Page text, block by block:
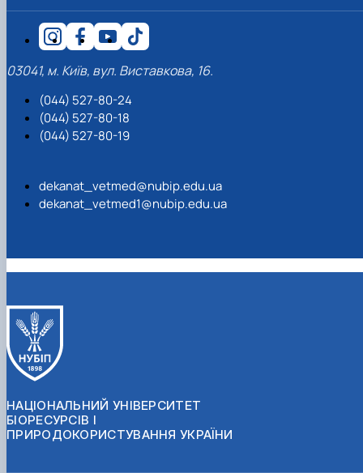
03041, м. Київ, вул. Виставкова, 16.
(044) 527-80-24
(044) 527-80-18
(044) 527-80-19
dekanat_vetmed@nubip.edu.ua
dekanat_vetmed1@nubip.edu.ua
НАЦІОНАЛЬНИЙ УНІВЕРСИТЕТ
БІОРЕСУРСІВ І
ПРИРОДОКОРИСТУВАННЯ УКРАЇНИ